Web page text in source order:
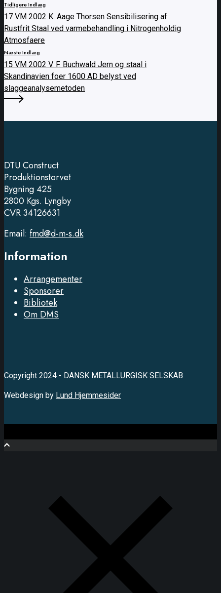
Tidligere Indlæg
17 VM 2002 K. Aage Thorsen Sensibilisering af
Rustfrit Staal ved varmebehandling i Nitrogenholdig
Atmosfaere
Næste Indlæg
15 VM 2002 V. F. Buchwald Jern og staal i
Skandinavien foer 1600 AD belyst ved
slaggeanalysemetoden
DTU Construct
Produktionstorvet
Bygning 425
2800 Kgs. Lyngby
CVR 34126631
Email: fmd@d-m-s.dk
Information
Arrangementer
Sponsorer
Bibliotek
Om DMS
Copyright 2024 - DANSK METALLURGISK SELSKAB
Webdesign by Lund Hjemmesider